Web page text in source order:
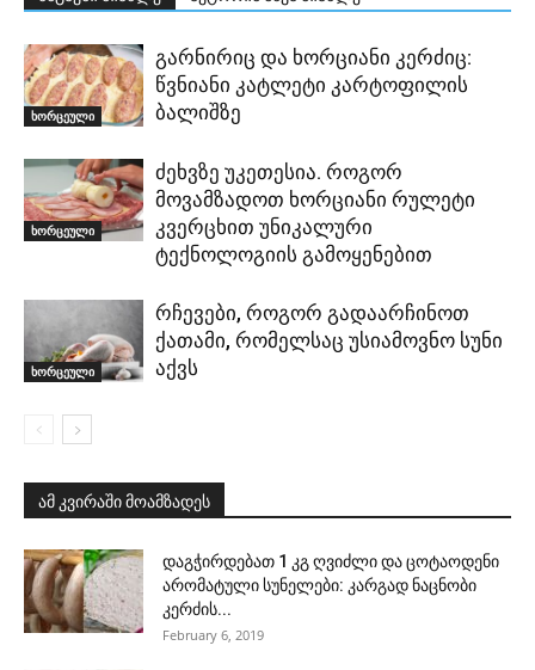
ხორცეული
გარნირიც და ხორციანი კერძიც:
წვნიანი კატლეტი კარტოფილის
ბალიშზე
ხორცეული
ძეხვზე უკეთესია. როგორ
მოვამზადოთ ხორციანი რულეტი
კვერცხით უნიკალური
ტექნოლოგიის გამოყენებით
ხორცეული
რჩევები, როგორ გადაარჩინოთ
ქათამი, რომელსაც უსიამოვნო სუნი
აქვს
ამ კვირაში მოამზადეს
დაგჭირდებათ 1 კგ ღვიძლი და ცოტაოდენი
არომატული სუნელები: კარგად ნაცნობი
კერძის...
February 6, 2019